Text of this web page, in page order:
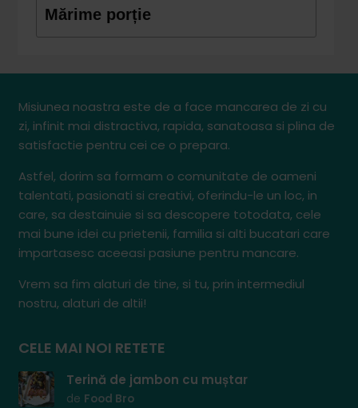
Mărime porție
Misiunea noastra este de a face mancarea de zi cu
zi, infinit mai distractiva, rapida, sanatoasa si plina de
satisfactie pentru cei ce o prepara.
Astfel, dorim sa formam o comunitate de oameni
talentati, pasionati si creativi, oferindu-le un loc, in
care, sa destainuie si sa descopere totodata, cele
mai bune idei cu prietenii, familia si alti bucatari care
impartasesc aceeasi pasiune pentru mancare.
Vrem sa fim alaturi de tine, si tu, prin intermediul
nostru, alaturi de altii!
CELE MAI NOI RETETE
Terină de jambon cu muștar
de Food Bro